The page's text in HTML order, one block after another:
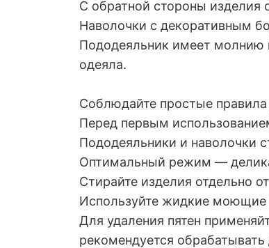
C обратной стороны изделия
Наволочки с декоративным
Пододеяльник имеет молнию
одеяла.
Соблюдайте простые
Перед первым
Пододеяльники и наволочки
Оптимальный режим —
Стирайте изделия отдельно
Используйте жидкие моющие
Для удаления пятен
рекомендуется обрабатывать